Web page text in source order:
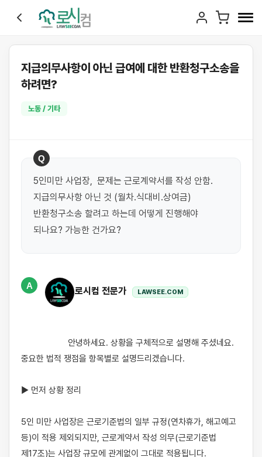
지급의무사항이 아닌 급여에 대한 반환청구소송을
하려면?
노동 / 기타
Q
5인미만 사업장,  문제는 근로계약서를 작성 안함.
지급의무사항 아닌 것 (월차.식대비.상여금)
반환청구소송 할려고 하는데 어떻게 진행해야
되나요? 가능한 건가요?
A
로시컴 전문가 LAWSEE.COM
중요한 법적 쟁점을 항목별로 설명드리겠습니다.
▶ 먼저 상황 정리
5인 미만 사업장은 근로기준법의 일부 규정(연차휴가, 해고예고
등)이 적용 제외되지만, 근로계약서 작성 의무(근로기준법
제17조)는 사업장 규모에 관계없이 그대로 적용됩니다.